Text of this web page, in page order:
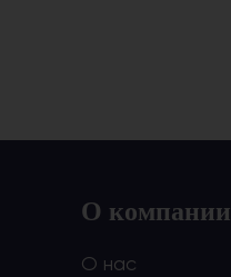
О компании
О нас